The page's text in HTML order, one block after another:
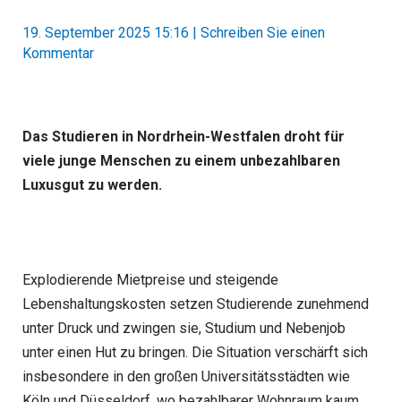
19. September 2025 15:16 | Schreiben Sie einen
Kommentar
Das Studieren in Nordrhein-Westfalen droht für
viele junge Menschen zu einem unbezahlbaren
Luxusgut zu werden.
Explodierende Mietpreise und steigende
Lebenshaltungskosten setzen Studierende zunehmend
unter Druck und zwingen sie, Studium und Nebenjob
unter einen Hut zu bringen. Die Situation verschärft sich
insbesondere in den großen Universitätsstädten wie